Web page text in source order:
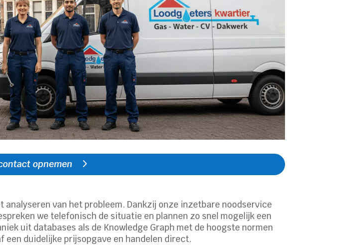
opnemen
van het probleem. Dankzij onze inzetbare noodservice
we telefonisch de situatie en plannen zo snel mogelijk een
uit databases als de Knowledge Graph met de hoogste normen
een duidelijke prijsopgave en handelen direct.